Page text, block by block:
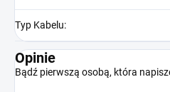
Typ Kabelu:
Opinie
Bądź pierwszą osobą, która